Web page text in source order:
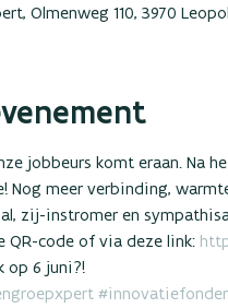
Olmenweg 110, 3970
jobbeurs komt eraan. Na
Nog meer verbinding,
zij-instromer en
QR-code of via deze link:
op 6 juni?!